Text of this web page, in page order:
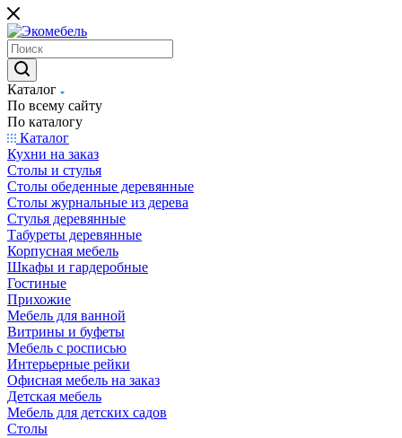
Каталог
По всему сайту
По каталогу
Каталог
Кухни на заказ
Столы и стулья
Столы обеденные деревянные
Столы журнальные из дерева
Стулья деревянные
Табуреты деревянные
Корпусная мебель
Шкафы и гардеробные
Гостиные
Прихожие
Мебель для ванной
Витрины и буфеты
Мебель с росписью
Интерьерные рейки
Офисная мебель на заказ
Детская мебель
Мебель для детских садов
Столы